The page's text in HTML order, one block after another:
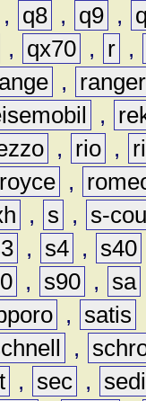
, q8 , q9 ,
, qx70 , r ,
,
ranger
,
, rio ,
,
, s ,
s-
, s4 , s40
, s90 , sa
, satis
,
, sec ,